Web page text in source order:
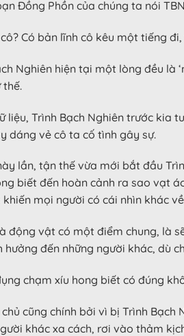
Đồng Phồn của chúng ta nói
Có bản lĩnh cô kêu một tiếng
Nghiên hiện tại một lòng đều là
thế.
liệu, Trình Bạch Nghiên trước kia
dáng vẻ cô ta cố tình gây sự.
lần, tận thế vừa mới bắt đầu
biết đến hoàn cảnh ra sao vạt
khiến mọi người có cái nhìn khác
động vật có một điểm chung, là
hưởng đến những người khác, dù
chạm xíu hong biết có đúng
cũng chính bởi vì bị Trình
khác xa cách, rơi vào thảm